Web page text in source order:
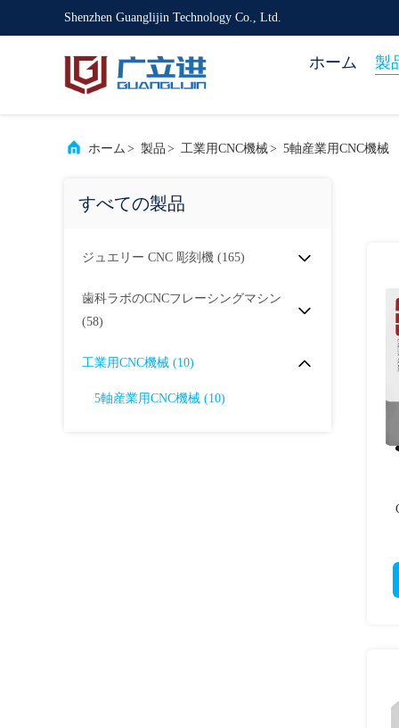
Shenzhen Guanglijin Technology Co., Ltd.
ホーム 製
ホーム > 製品 > 工業用CNC機械> 5軸産業用CNC機械
すべての製品
ジュエリー CNC 彫刻機 (165)
歯科ラボのCNCフレーシングマシン
(58)
工業用CNC機械 (10)
5軸産業用CNC機械 (10)